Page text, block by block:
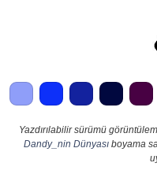
Yazdırılabilir sürümü
Dandy_nin Dünyası boyama